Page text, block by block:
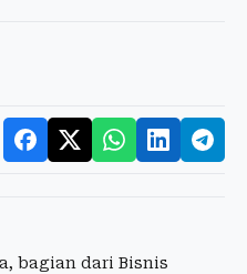
bagian dari Bisnis